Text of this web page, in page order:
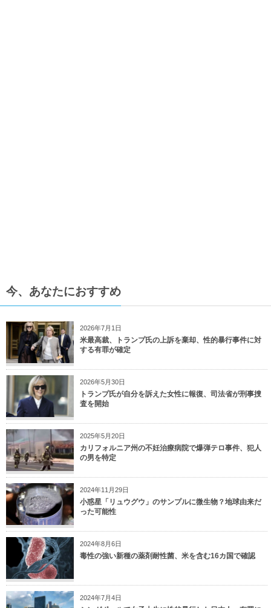
今、あなたにおすすめ
2026年7月1日
米最高裁、トランプ氏の上訴を棄却、性的暴行事件に対
する有罪が確定
2026年5月30日
トランプ氏が自分を訴えた女性に報復、司法省が刑事捜
査を開始
2025年5月20日
カリフォルニア州の不妊治療病院で爆弾テロ事件、犯人
の男を特定
2024年11月29日
小惑星「リュウグウ」のサンプルに微生物？地球由来だ
った可能性
2024年8月6日
毒性の強い新種の薬剤耐性菌、米を含む16カ国で確認
2024年7月4日